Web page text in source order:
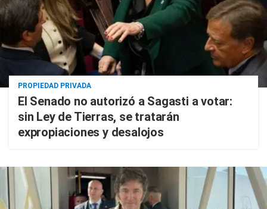
PROPIEDAD PRIVADA
El Senado no autorizó a Sagasti a votar:
sin Ley de Tierras, se tratarán
expropiaciones y desalojos